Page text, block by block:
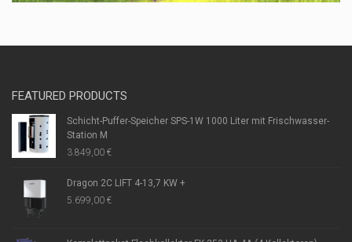
FEATURED PRODUCTS
Schicht-Puffer-Speicher SPS-1W 1000 Liter mit Frischwasser-
Station M
3.849,00 €
Dragon 2C LIFT 4-13,7 KW +
5.699,00 €